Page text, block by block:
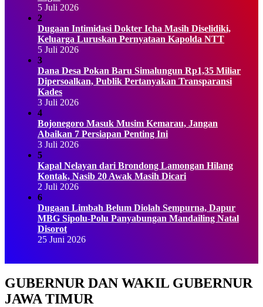
5 Juli 2026
2
Dugaan Intimidasi Dokter Icha Masih Diselidiki,
Keluarga Luruskan Pernyataan Kapolda NTT
5 Juli 2026
3
Dana Desa Pokan Baru Simalungun Rp1,35 Miliar
Dipersoalkan, Publik Pertanyakan Transparansi
Kades
3 Juli 2026
4
Bojonegoro Masuk Musim Kemarau, Jangan
Abaikan 7 Persiapan Penting Ini
3 Juli 2026
5
Kapal Nelayan dari Brondong Lamongan Hilang
Kontak, Nasib 20 Awak Masih Dicari
2 Juli 2026
6
Dugaan Limbah Belum Diolah Sempurna, Dapur
MBG Sipolu-Polu Panyabungan Mandailing Natal
Disorot
25 Juni 2026
GUBERNUR DAN WAKIL GUBERNUR
JAWA TIMUR